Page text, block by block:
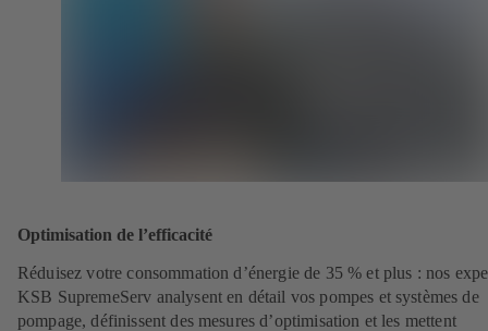
Optimisation de l’efficacité
Réduisez votre consommation d’énergie de 35 % et plus : nos
KSB SupremeServ analysent en détail vos pompes et systèmes de
pompage, définissent des mesures d’optimisation et les mettent